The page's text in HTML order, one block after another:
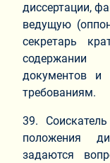
диссертации,
ведущую
секретарь
содержании
документов и
требованиям.
39.
положения
задаются